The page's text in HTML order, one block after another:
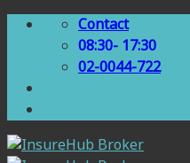
Skip
Contact
08:30- 17:30
02-0044-722